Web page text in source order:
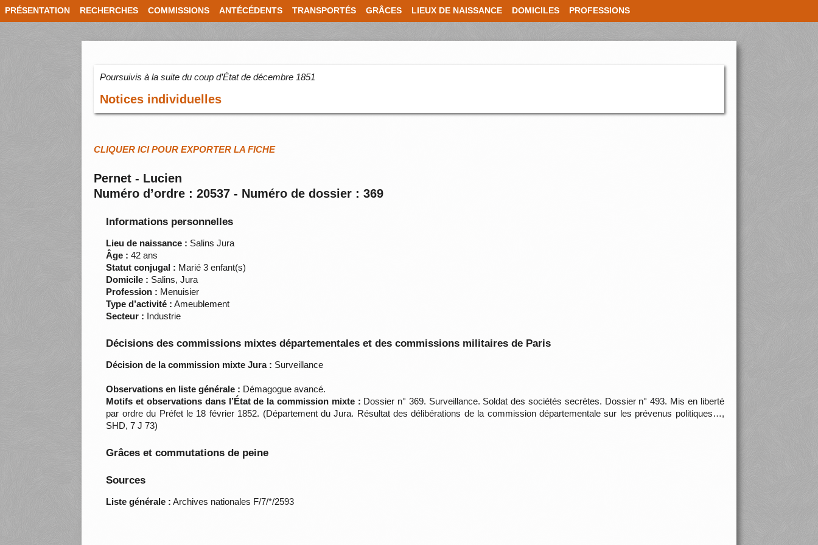
PRÉSENTATION RECHERCHES COMMISSIONS ANTÉCÉDENTS TRANSPORTÉS GRÂCES LIEUX DE NAISSANCE DOMICILES PROFESSIONS
Poursuivis à la suite du coup d’État de décembre 1851
Notices individuelles
CLIQUER ICI POUR EXPORTER LA FICHE
Pernet - Lucien
Numéro d’ordre : 20537 - Numéro de dossier : 369
Informations personnelles
Lieu de naissance : Salins Jura
Âge : 42 ans
Statut conjugal : Marié 3 enfant(s)
Domicile : Salins, Jura
Profession : Menuisier
Type d’activité : Ameublement
Secteur : Industrie
Décisions des commissions mixtes départementales et des commissions militaires de Paris
Décision de la commission mixte Jura : Surveillance
Observations en liste générale : Démagogue avancé.
Motifs et observations dans l’État de la commission mixte : Dossier n° 369. Surveillance. Soldat des sociétés secrètes. Dossier n° 493. Mis en liberté
par ordre du Préfet le 18 février 1852. (Département du Jura. Résultat des délibérations de la commission départementale sur les prévenus politiques…,
SHD, 7 J 73)
Grâces et commutations de peine
Sources
Liste générale : Archives nationales F/7/*/2593